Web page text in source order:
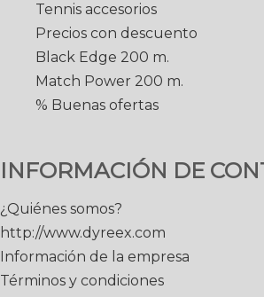
Tennis accesorios
Precios con descuento
Black Edge 200 m.
Match Power 200 m.
% Buenas ofertas
INFORMACIÓN DE
¿Quiénes somos?
http://www.dyreex.com
Información de la empresa
Términos y condiciones